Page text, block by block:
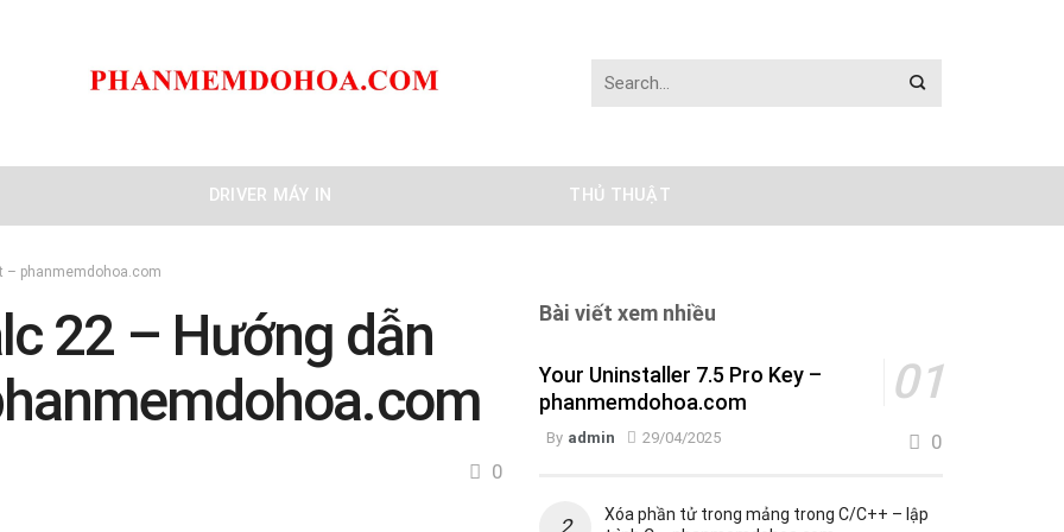
DRIVER MÁY IN THỦ THUẬT
– phanmemdohoa.com
22 – Hướng dẫn
0
Bài viết xem nhiều
Your Uninstaller 7.5 Pro Key –
phanmemdohoa.com
By admin 29/04/2025 0
Xóa phần tử trong mảng trong C/C++ – lập